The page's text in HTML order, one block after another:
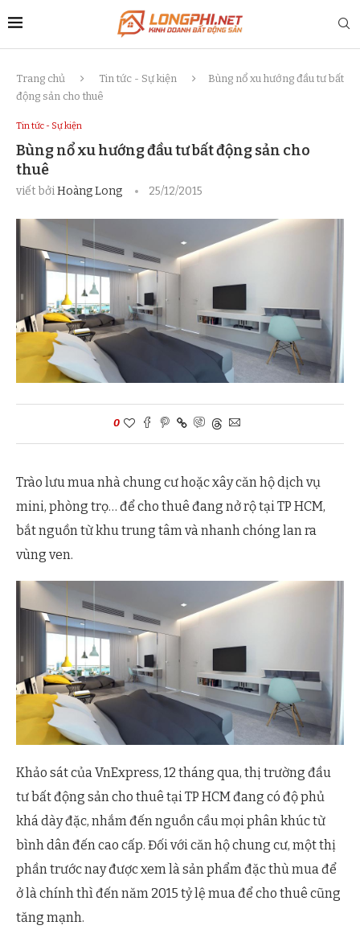
Trang chủ Tin tức - Sự kiện
Bùng nổ xu hướng đầu tư bất
động sản cho thuê
Tin tức - Sự kiện
Bùng nổ xu hướng đầu tư bất động sản cho
thuê
viết bởiHoàng Long 25/12/2015
0
Trào lưu mua nhà chung cư hoặc xây căn hộ dịch vụ
mini, phòng trọ… để cho thuê đang nở rộ tại TP HCM,
bắt nguồn từ khu trung tâm và nhanh chóng lan ra
vùng ven.
Khảo sát của VnExpress, 12 tháng qua, thị trường đầu
tư bất động sản cho thuê tại TP HCM đang có độ phủ
khá dày đặc, nhắm đến nguồn cầu mọi phân khúc từ
bình dân đến cao cấp. Đối với căn hộ chung cư, một thị
phần trước nay được xem là sản phẩm đặc thù mua để
ở là chính thì đến năm 2015 tỷ lệ mua để cho thuê cũng
tăng mạnh.